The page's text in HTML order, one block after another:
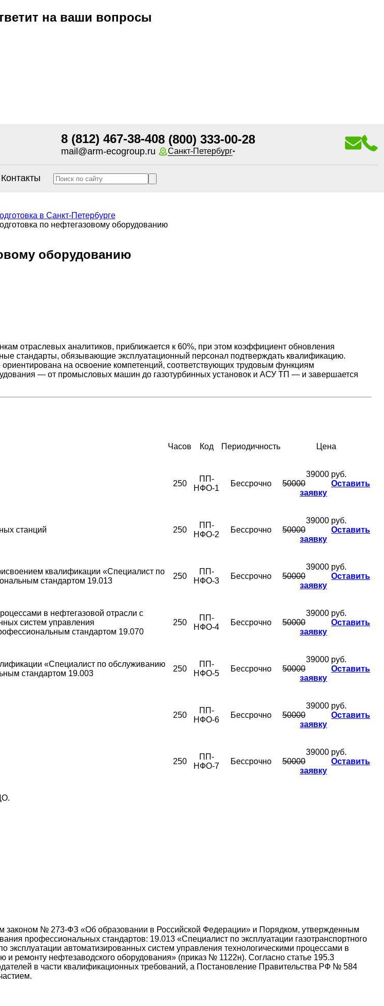
на ваши вопросы
8 (812) 467-38-40
mail@arm-ecogroup.ru
8 (800) 333-00-28
Санкт-Петербург
Контакты
в Санкт-Петербурге
по нефтегазовому оборудованию
оборудованию
отраслевых аналитиков, приближается к 60%, при этом коэффициент обновления
стандарты, обязывающие эксплуатационный персонал подтверждать квалификацию.
на освоение компетенций, соответствующих трудовым функциям
— от промысловых машин до газотурбинных установок и АСУ ТП — и завершается
Часов Код Периодичность Цена
250
ПП-
НФО-1
Бессрочно
39000 руб.
50000
Оставить
заявку
станций 250
ПП-
НФО-2
Бессрочно
39000 руб.
50000
Оставить
заявку
квалификации «Специалист по
стандартом 19.013
250
ПП-
НФО-3
Бессрочно
39000 руб.
50000
Оставить
заявку
в нефтегазовой отрасли с
систем управления
стандартом 19.070
250
ПП-
НФО-4
Бессрочно
39000 руб.
50000
Оставить
заявку
«Специалист по обслуживанию
стандартом 19.003
250
ПП-
НФО-5
Бессрочно
39000 руб.
50000
Оставить
заявку
250
ПП-
НФО-6
Бессрочно
39000 руб.
50000
Оставить
заявку
250
ПП-
НФО-7
Бессрочно
39000 руб.
50000
Оставить
заявку
законом № 273-ФЗ «Об образовании в Российской Федерации» и Порядком, утвержденным
профессиональных стандартов: 19.013 «Специалист по эксплуатации газотранспортного
автоматизированных систем управления технологическими процессами в
ремонту нефтезаводского оборудования» (приказ № 1122н). Согласно статье 195.3
в части квалификационных требований, а Постановление Правительства РФ № 584